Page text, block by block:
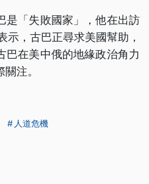
是「失敗國家」，他在出訪
示，古巴正尋求美國幫助，
巴在美中俄的地緣政治角力
注。
人道危機